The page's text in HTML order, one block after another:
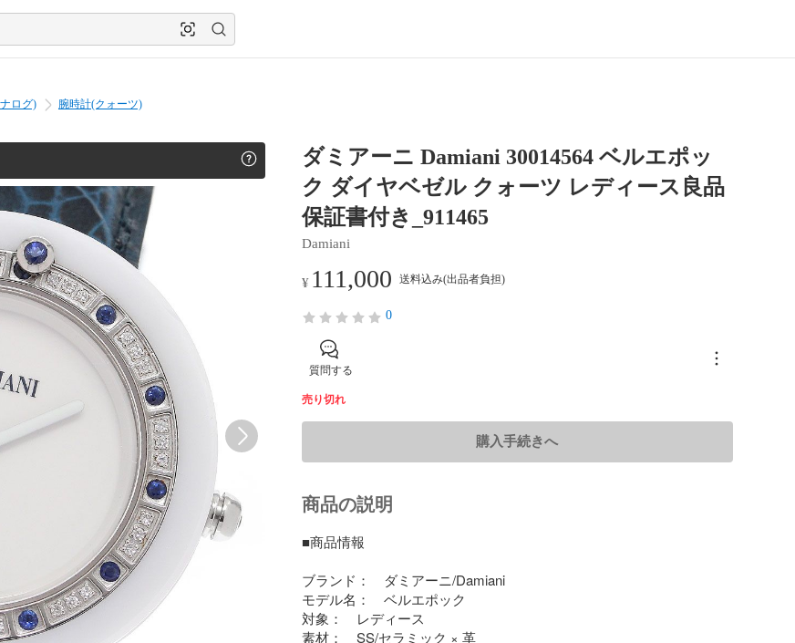
ログ) 腕時計(クォーツ)
ダミアーニ Damiani 30014564 ベルエポッ
ク ダイヤベゼル クォーツ レディース良品
保証書付き_911465
Damiani
¥ 111,000 送料込み(出品者負担)
0
質問する
売り切れ
購入手続きへ
商品の説明
■商品情報
ブランド：　ダミアーニ/Damiani
モデル名：　ベルエポック
対象：　レディース
素材：　SS/セラミック × 革